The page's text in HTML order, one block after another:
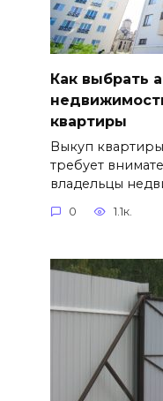
Как выбрать
квартиры
Выкуп
требует
владельцы
0 1.1к.